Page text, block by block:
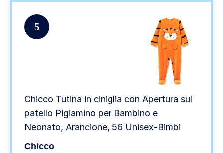
5
Chicco Tutina in ciniglia con Apertura sul
patello Pigiamino per Bambino e
Neonato, Arancione, 56 Unisex-Bimbi
Chicco